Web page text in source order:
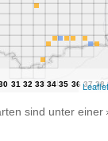
Leaflet
sind unter einer